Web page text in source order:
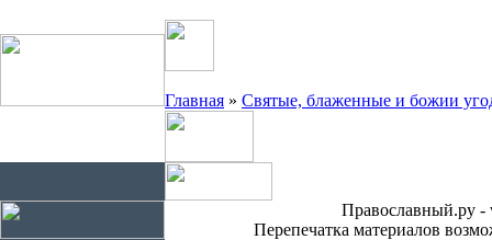
Главная » Святые, блаженные и божии
Православный.ру -
Перепечатка материалов